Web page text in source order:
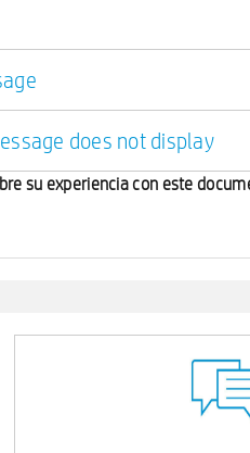
does not display
su experiencia con este